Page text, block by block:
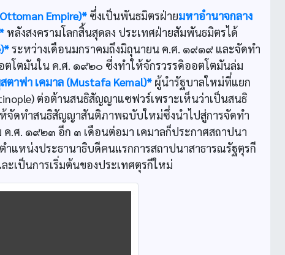
Empire)* ซึ่งเป็นพันธมิตรฝ่ายมหาอำนาจกลาง
หลังสงครามโลกสิ้นสุดลง ประเทศฝ่ายสัมพันธมิตรได้
ระหว่างเดือนมกราคมถึงมิถุนายน ค.ศ. ๑๙๑๙ และจัดทำ
ตโตมันใน ค.ศ. ๑๙๒๐ ซึ่งทำให้จักรวรรดิออตโตมันล่ม
ตาฟา เคมาล (Mustafa Kemal)* ผู้นำรัฐบาลใหม่ที่แยก
ต่อต้านสนธิสัญญาแซฟวร์เพราะเห็นว่าเป็นสนธิ
ห้จัดทำสนธิสัญญาสันติภาพฉบับใหม่ซึ่งนำไปสู่การจัดทำ
ค.ศ. ๑๙๒๓ อีก ๓ เดือนต่อมา เคมาลก็ประกาศสถาปนา
แหน่งประธานาธิบดีคนแรกการสถาปนาสาธารณรัฐตุรกี
เป็นการเริ่มต้นของประเทศตุรกีใหม่